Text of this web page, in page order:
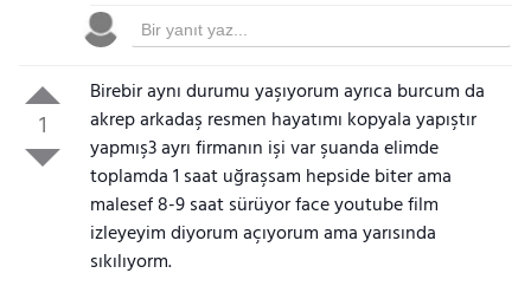
1
Birebir aynı durumu yaşıyorum ayrıca burcum da
akrep arkadaş resmen hayatımı kopyala yapıştır
yapmış3 ayrı firmanın işi var şuanda elimde
toplamda 1 saat uğraşsam hepside biter ama
malesef 8-9 saat sürüyor face youtube film
izleyeyim diyorum açıyorum ama yarısında
sıkılıyorm.